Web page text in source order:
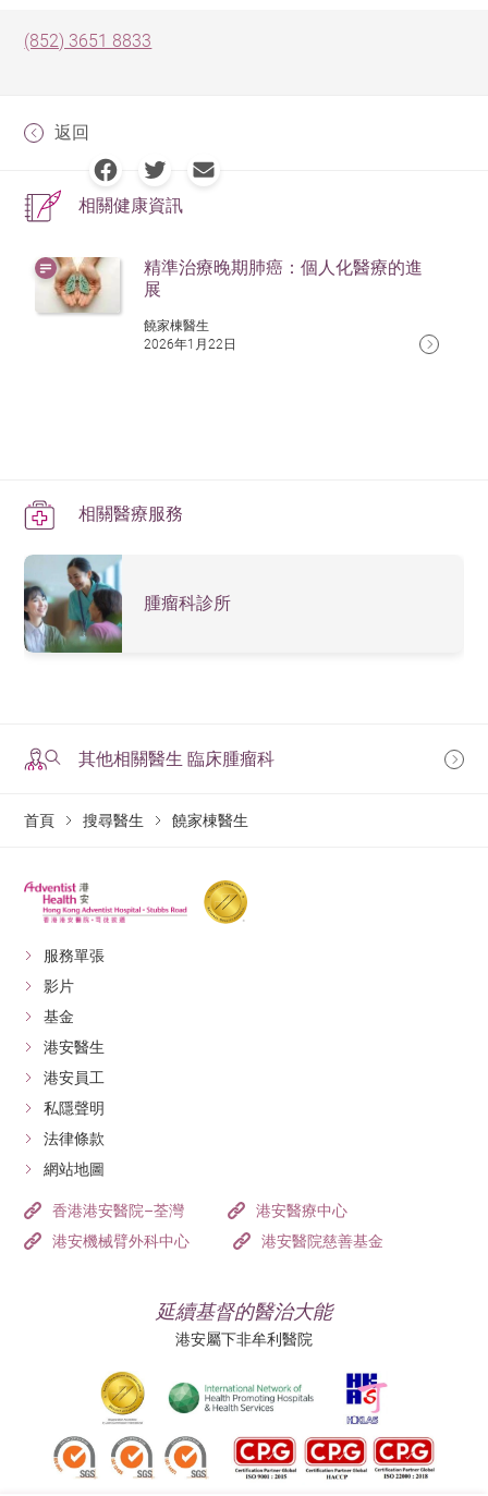
(852) 3651 8833
返回
相關健康資訊
精準治療晚期肺癌：個人化醫療的進
展
饒家棟醫生
2026年1月22日
相關醫療服務
腫瘤科診所
其他相關醫生 臨床腫瘤科
首頁 搜尋醫生 饒家棟醫生
服務單張
影片
基金
港安醫生
港安員工
私隱聲明
法律條款
網站地圖
香港港安醫院–荃灣
港安醫療中心
港安機械臂外科中心
港安醫院慈善基金
延續基督的醫治大能
港安屬下非牟利醫院